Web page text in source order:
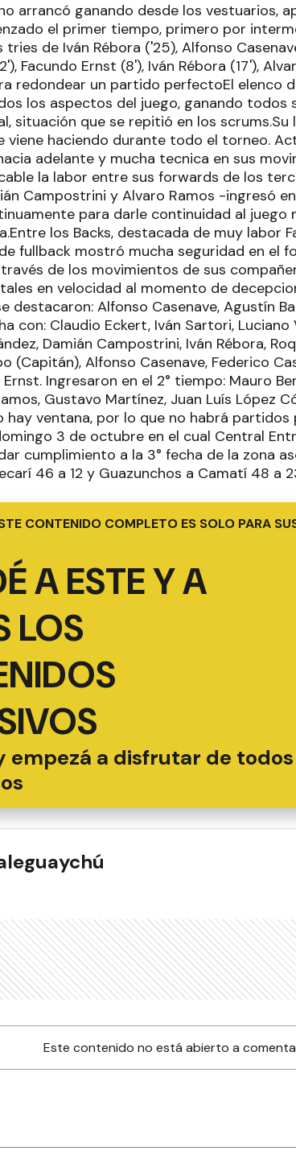
arrancó ganando desde los vestuarios,
el primer tiempo, primero por
de Iván Rébora ('25), Alfonso
Facundo Ernst (8'), Iván Rébora (17'),
redondear un partido perfectoEl elenco
los aspectos del juego, ganando todos
situación que se repitió en los
viene haciendo durante todo el torneo.
adelante y mucha tecnica en sus
la labor entre sus forwards de los
Campostrini y Alvaro Ramos -ingresó
para darle continuidad al juego
los Backs, destacada de muy labor
fullback mostró mucha seguridad en el
de los movimientos de sus
en velocidad al momento de
destacaron: Alfonso Casenave, Agustín
con: Claudio Eckert, Iván Sartori, Luciano
Damián Campostrini, Iván Rébora,
(Capitán), Alfonso Casenave, Federico
Ingresaron en el 2° tiempo: Mauro
Gustavo Martínez, Juan Luís López
ventana, por lo que no habrá partidos
3 de octubre en el cual Central
cumplimiento a la 3° fecha de la zona
46 a 12 y Guazunchos a Camatí 48 a
CONTENIDO COMPLETO ES SOLO PARA
A ESTE Y A
LOS
empezá a disfrutar de todos
Este contenido no está abierto a